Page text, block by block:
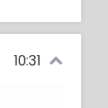
10:31